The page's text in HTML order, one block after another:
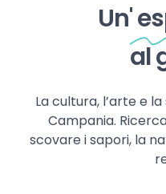
Un'
al
La cultura, l’arte e
Campania.
scovare i sapori, la